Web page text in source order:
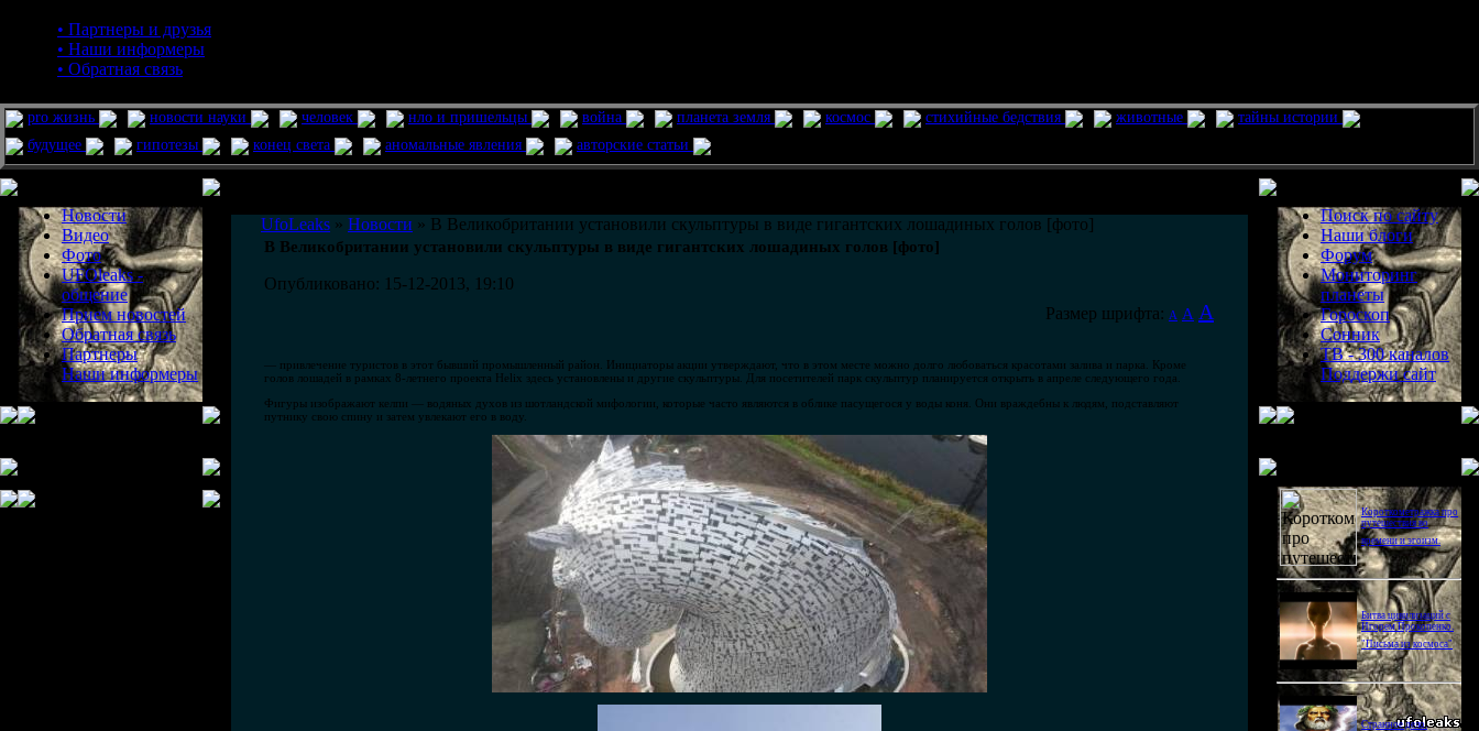
• Партнеры и друзья
• Наши информеры
• Обратная связь
pro жизнь новости науки человек нло и пришельцы война планета земля космос стихийные бедствия животные
тайны истории
будущее
гипотезы конец света аномальные явления авторские статьи
Новости
Видео
Фото
UFOleaks -
общение
Прием новостей
Обратная связь
Партнеры
Наши информеры
UfoLeaks » Новости » В Великобритании установили скульптуры в виде гигантских лошадиных голов [фото]
В Великобритании установили скульптуры в виде гигантских лошадиных голов [фото]
Опубликовано: 15-12-2013, 19:10
Размер шрифта: A A A
— привлечение туристов в этот бывший промышленный район. Инициаторы акции утверждают, что в этом месте можно долго любоваться красотами залива и парка. Кроме
голов лошадей в рамках 8-летнего проекта Helix здесь установлены и другие скульптуры. Для посетителей парк скульптур планируется открыть в апреле следующего года.
Фигуры изображают келпи — водяных духов из шотландской мифологии, которые часто являются в облике пасущегося у воды коня. Они враждебны к людям, подставляют
путнику свою спину и затем увлекают его в воду.
Поиск по сайту
Наши блоги
Форум
Мониторинг
планеты
Гороскоп
Сонник
ТВ - 300 каналов
Поддержи сайт
Короткометражка про
путешествия во
времени и эгоизм.
Битва цивилизаций с
Игорем Прокопенко.
"Письма из космоса"
Странное дело.